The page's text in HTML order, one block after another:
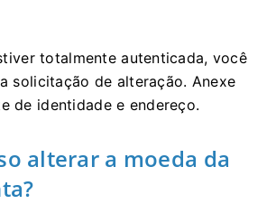
totalmente autenticada, você
solicitação de alteração. Anexe
de identidade e endereço.
alterar a moeda da